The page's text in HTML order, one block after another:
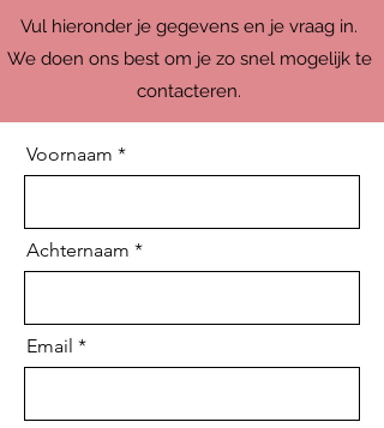
Vul hieronder je gegevens en je vraag in.
We doen ons best om je zo snel mogelijk te
contacteren.
Voornaam
Achternaam
Email